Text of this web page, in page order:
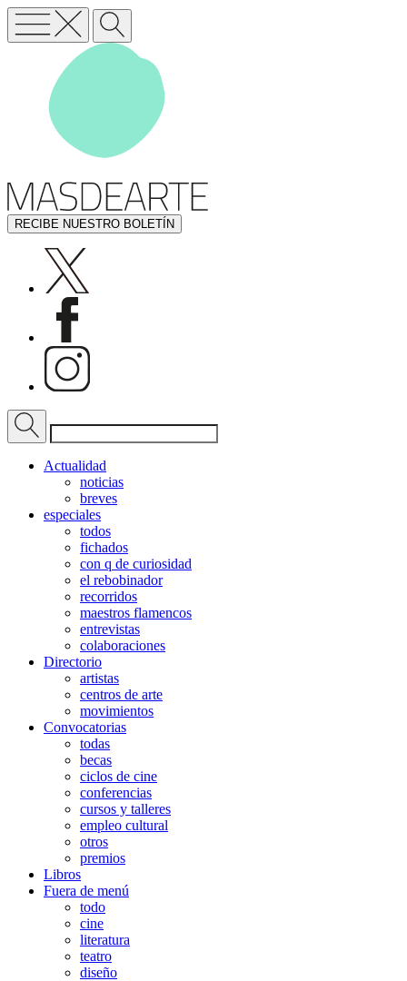
RECIBE NUESTRO BOLETÍN
Actualidad
noticias
breves
especiales
todos
fichados
con q de curiosidad
el rebobinador
recorridos
maestros flamencos
entrevistas
colaboraciones
Directorio
artistas
centros de arte
movimientos
Convocatorias
todas
becas
ciclos de cine
conferencias
cursos y talleres
empleo cultural
otros
premios
Libros
Fuera de menú
todo
cine
literatura
teatro
diseño